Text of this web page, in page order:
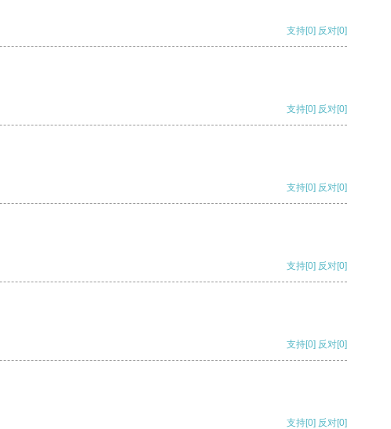
支持[0] 反对[0]
支持[0] 反对[0]
支持[0] 反对[0]
支持[0] 反对[0]
支持[0] 反对[0]
支持[0] 反对[0]